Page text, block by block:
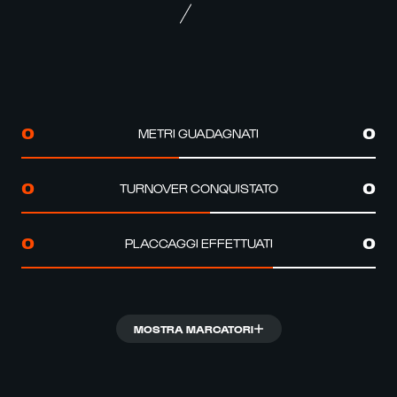
0 METRI GUADAGNATI 0
0 TURNOVER CONQUISTATO 0
0 PLACCAGGI EFFETTUATI 0
MOSTRA MARCATORI